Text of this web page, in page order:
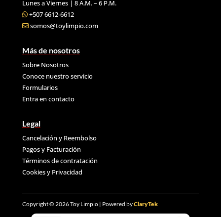
Lunes a Viernes | 8 A.M. – 6 P.M.
+507 6612-6612
somos@toylimpio.com
Más de nosotros
Sobre Nosotros
Conoce nuestro servicio
Formularios
Entra en contacto
Legal
Cancelación y Reembolso
Pagos y Facturación
Términos de contratación
Cookies y Privacidad
Copyright © 2026 Toy Limpio | Powered byClaryTek